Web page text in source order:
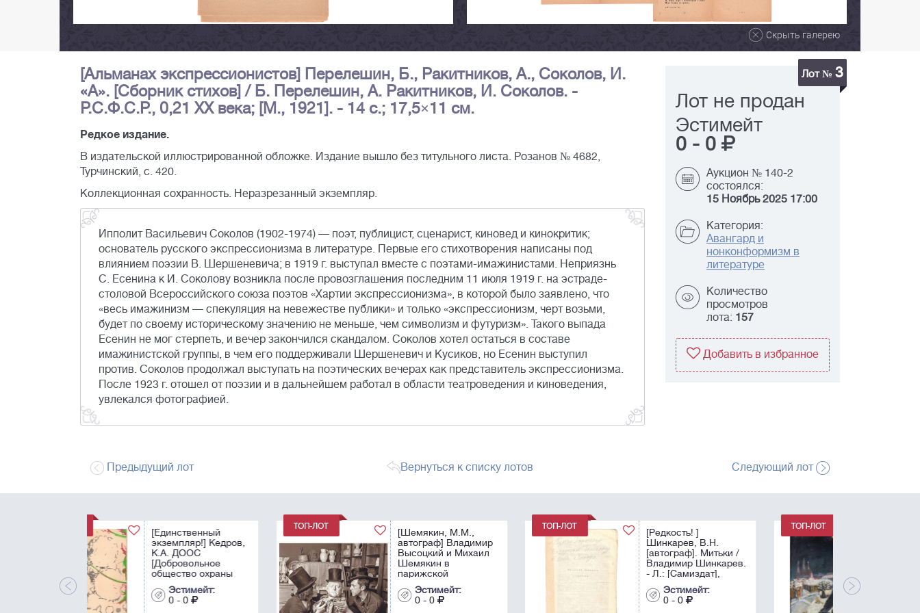
Скрыть галерею
[Альманах экспрессионистов] Перелешин, Б., Ракитников, А., Соколов, И.
«А». [Сборник стихов] / Б. Перелешин, А. Ракитников, И. Соколов. -
Р.С.Ф.С.Р., 0,21 ХХ века; [М., 1921]. - 14 с.; 17,5×11 см.
Редкое издание.
В издательской иллюстрированной обложке. Издание вышло без титульного листа. Розанов № 4682,
Турчинский, с. 420.
Коллекционная сохранность. Неразрезанный экземпляр.
Ипполит Васильевич Соколов (1902-1974) — поэт, публицист, сценарист, киновед и кинокритик;
основатель русского экспрессионизма в литературе. Первые его стихотворения написаны под
влиянием поэзии В. Шершеневича; в 1919 г. выступал вместе с поэтами-имажинистами. Неприязнь
С. Есенина к И. Соколову возникла после провозглашения последним 11 июля 1919 г. на эстраде-
столовой Всероссийского союза поэтов «Хартии экспрессионизма», в которой было заявлено, что
«весь имажинизм — спекуляция на невежестве публики» и только «экспрессионизм, черт возьми,
будет по своему историческому значению не меньше, чем символизм и футуризм». Такого выпада
Есенин не мог стерпеть, и вечер закончился скандалом. Соколов хотел остаться в составе
имажинистской группы, в чем его поддерживали Шершеневич и Кусиков, но Есенин выступил
против. Соколов продолжал выступать на поэтических вечерах как представитель экспрессионизма.
После 1923 г. отошел от поэзии и в дальнейшем работал в области театроведения и киноведения,
увлекался фотографией.
Лот № 3
Лот не продан
Эстимейт
0 - 0
Аукцион № 140-2
состоялся:
15 Ноябрь 2025 17:00
Категория:
Авангард и
нонконформизм в
литературе
Количество
просмотров
лота: 157
Добавить в избранное
Предыдущий лот Вернуться к списку лотов Следующий лот
[Шемякин, М.М.,
автограф] Владимир
Высоцкий и Михаил
Шемякин в
парижской
художника. 1977.
Фотограф - Патрик
Эстимейт:
[Редкость! ]
Шинкарев, В.Н.
[автограф]. Митьки /
Владимир Шинкарев.
надпись актрисе Л.М.
Гурченко] Тихомиров,
В.И. «Матрос на
крыше». - 1986.
Холст, масло. - 60х46